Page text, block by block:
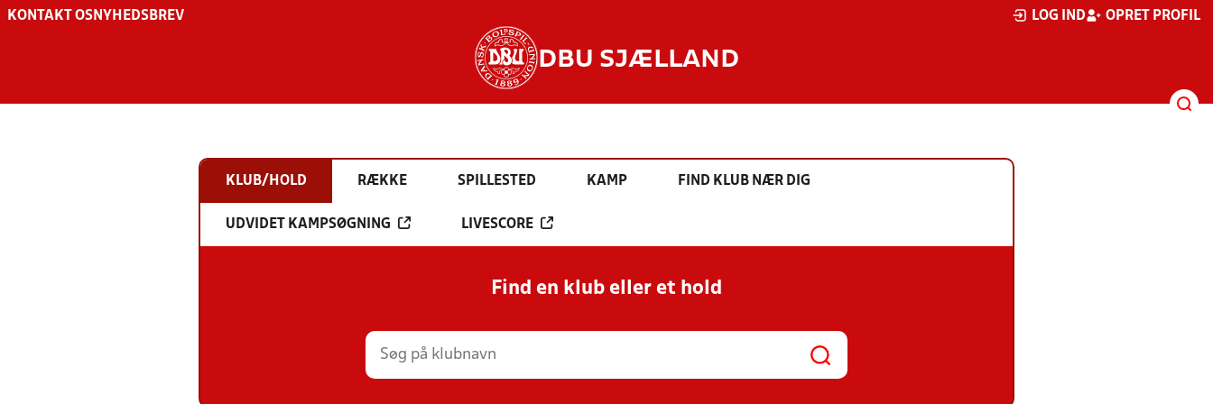
KONTAKT OS NYHEDSBREV LOG IND OPRET PROFIL
DBU SJÆLLAND
KLUB/HOLD RÆKKE SPILLESTED KAMP FIND KLUB NÆR DIG
UDVIDET KAMPSØGNING LIVESCORE
Find en klub eller et hold